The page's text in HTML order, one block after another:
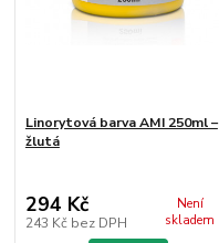
Linorytová barva AMI 250ml –
žlutá
294 Kč
243 Kč bez DPH
Není
skladem